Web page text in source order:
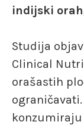
indijski
Studija
Clinical
orašastih